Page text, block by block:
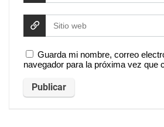
Guarda mi nombre, correo
navegador para la próxima vez que